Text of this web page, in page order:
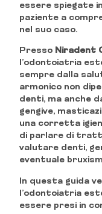
essere spiegate
paziente a
nel suo caso.
Presso Niradent
l’odontoiatria
sempre dalla
armonico non
denti, ma anche
gengive,
una corretta
di parlare di
valutare denti,
eventuale
In questa guida
l’odontoiatria
essere presi in